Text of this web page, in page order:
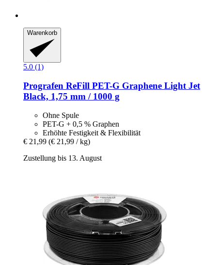
Warenkorb
5.0 (1)
Prografen ReFill PET-​G Graphene Light Jet
Black, 1,75 mm / 1000 g
Ohne Spule
PET-G + 0,5 % Graphen
Erhöhte Festigkeit & Flexibilität
€ 21,99 (€ 21,99 / kg)
Zustellung bis 13. August